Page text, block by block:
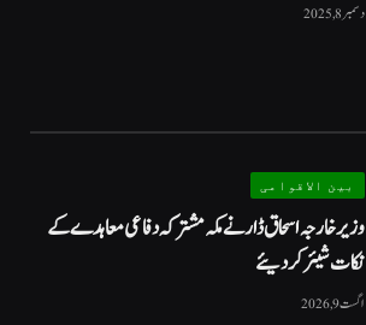
دسمبر 8, 2025
بین الاقوامی
وزیر خارجہ اسحاق ڈار نے مکہ مشترکہ دفاعی معاہدے کے
نکات شیئر کردیئے
اگست 9, 2026